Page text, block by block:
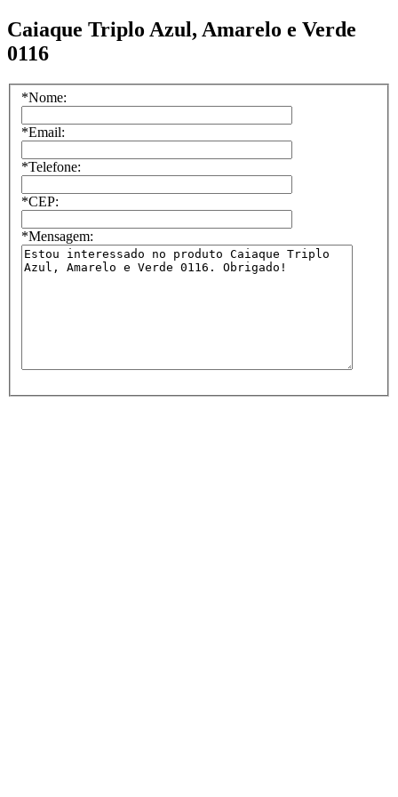
Caiaque Triplo Azul, Amarelo e Verde
0116
*Nome:
*Email:
*Telefone:
*CEP:
*Mensagem: